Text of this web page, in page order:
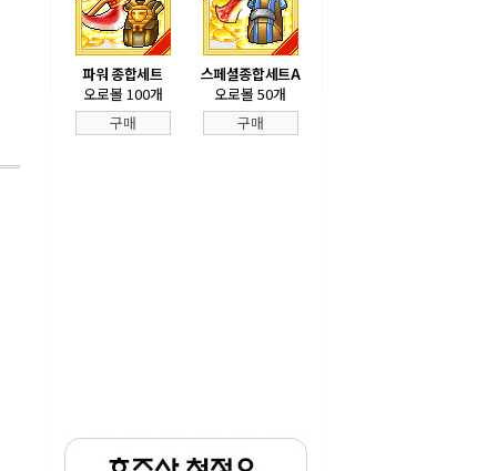
파워 종합세트
오로볼 100개
구매
스페셜종합세트A
오로볼 50개
구매